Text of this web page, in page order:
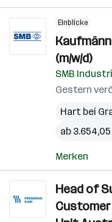
Einblicke
(m/w/d)
SMB
Gestern
Hart bei
ab
Merken
Head of